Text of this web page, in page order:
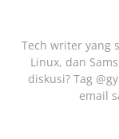
Tech writer yang
Linux, dan
diskusi? Tag
email